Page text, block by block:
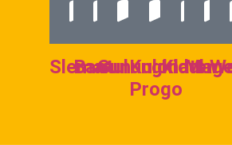
Sleman
Bantul
Gunungkidul
Kulon
Progo
Klaten